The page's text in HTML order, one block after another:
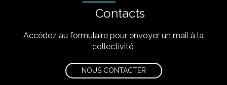
Contacts
Accédez au formulaire pour envoyer un mail à la
collectivité.
NOUS CONTACTER